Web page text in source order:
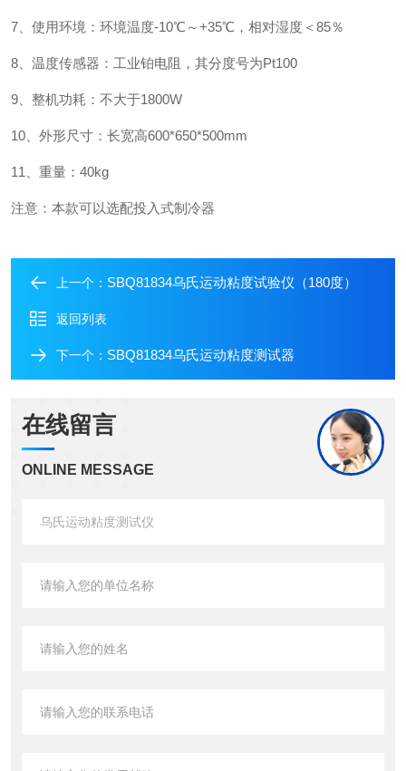
7、使用环境：环境温度-10℃～+35℃， 相对湿度＜85％
8、温度传感器：工业铂电阻，其分度号为Pt100
9、整机功耗：不大于1800W
10、外形尺寸：长宽高600*650*500mm
11、重量：40kg
注意：本款可以选配投入式制冷器
上一个： SBQ81834乌氏运动粘度试验仪（180度）
返回列表
下一个： SBQ81834乌氏运动粘度测试器
在线留言
ONLINE MESSAGE